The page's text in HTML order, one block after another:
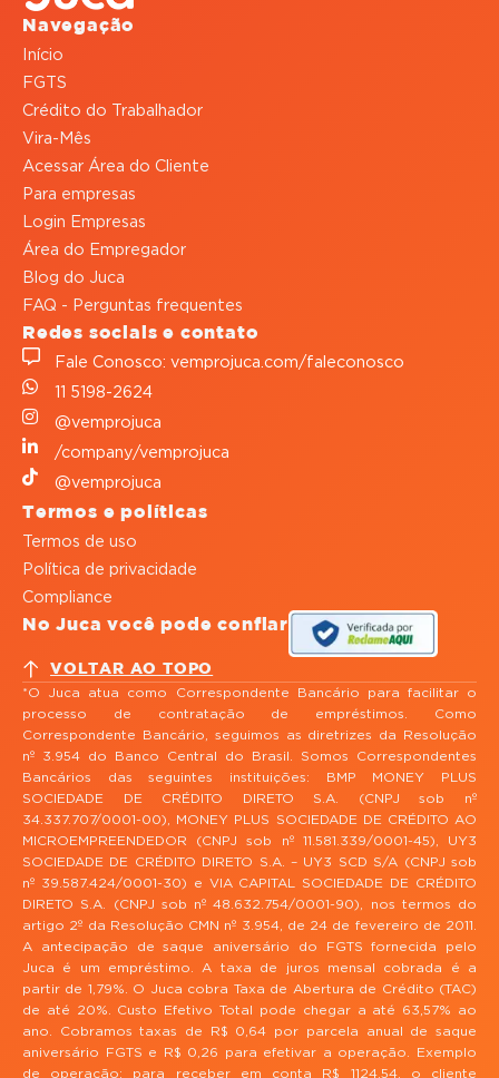
Navegação
Início
FGTS
Crédito do Trabalhador
Vira-Mês
Acessar Área do Cliente
Para empresas
Login Empresas
Área do Empregador
Blog do Juca
FAQ - Perguntas frequentes
Redes sociais e contato
Fale Conosco: vemprojuca.com/faleconosco
11 5198-2624
@vemprojuca
/company/vemprojuca
@vemprojuca
Termos e políticas
Termos de uso
Política de privacidade
Compliance
VOLTAR AO TOPO
No Juca você pode confiar
*O Juca atua como Correspondente Bancário para facilitar o
processo de contratação de empréstimos. Como
Correspondente Bancário, seguimos as diretrizes da Resolução
nº 3.954 do Banco Central do Brasil. Somos Correspondentes
Bancários das seguintes instituições: BMP MONEY PLUS
SOCIEDADE DE CRÉDITO DIRETO S.A. (CNPJ sob nº
34.337.707/0001-00), MONEY PLUS SOCIEDADE DE CRÉDITO AO
MICROEMPREENDEDOR (CNPJ sob nº 11.581.339/0001-45), UY3
SOCIEDADE DE CRÉDITO DIRETO S.A. – UY3 SCD S/A (CNPJ sob
nº 39.587.424/0001-30) e VIA CAPITAL SOCIEDADE DE CRÉDITO
DIRETO S.A. (CNPJ sob nº 48.632.754/0001-90), nos termos do
artigo 2º da Resolução CMN nº 3.954, de 24 de fevereiro de 2011.
A antecipação de saque aniversário do FGTS fornecida pelo
Juca é um empréstimo. A taxa de juros mensal cobrada é a
partir de 1,79%. O Juca cobra Taxa de Abertura de Crédito (TAC)
de até 20%. Custo Efetivo Total pode chegar a até 63,57% ao
ano. Cobramos taxas de R$ 0,64 por parcela anual de saque
aniversário FGTS e R$ 0,26 para efetivar a operação. Exemplo
de operação: para receber em conta R$ 1124,54, o cliente